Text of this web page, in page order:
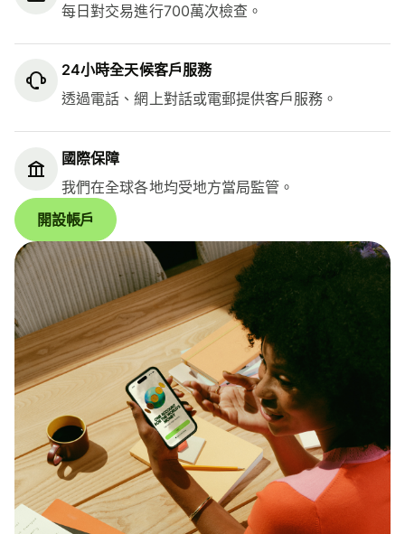
每日對交易進行700萬次檢查。
24小時全天候客戶服務
透過電話、網上對話或電郵提供客戶服務。
國際保障
我們在全球各地均受地方當局監管。
開設帳戶